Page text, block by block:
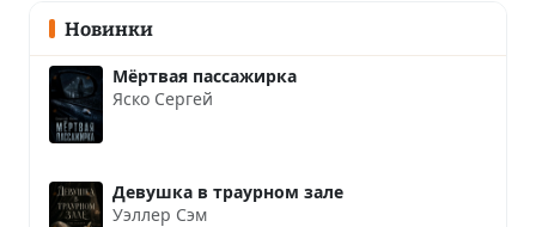
Новинки
Мёртвая пассажирка
Яско Сергей
Девушка в траурном зале
Уэллер Сэм